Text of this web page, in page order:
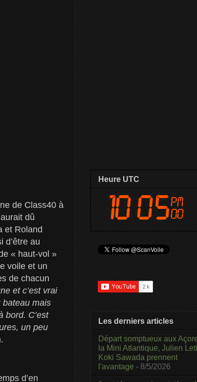
de Class40 à
dû
et Roland
d’être au
« haut-vol »
voile et un
de chacun
et c’est vrai
bateau mais
bord. C’est
un peu
d’en
Heure UTC
Les derniers articles
Départ somptueux aux
la Mini Atlantique, Julien
Koki Sawada prennent
l'avantage - 8/5/2026